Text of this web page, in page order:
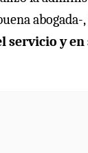
y